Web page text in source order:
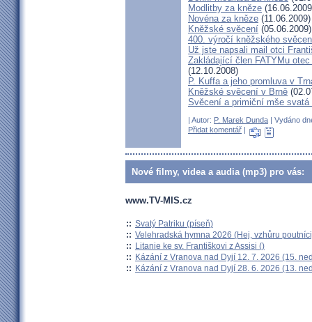
Modlitby za kněze
Novéna za kněze (11.06.2009)
Kněžské svěcení (05.06.2009)
400. výročí kněžského
Už jste napsali mail otci
Zakládající člen FATYMu
(12.10.2008)
P. Kuffa a jeho promluva v
Kněžské svěcení v Brně
Svěcení a primiční mše
| Autor: P. Marek Dunda | Vydáno
Přidat komentář |
Nové filmy, videa a audia (mp3) pro vás:
www.TV-MIS.cz
:: Svatý Patriku (píseň)
:: Velehradská hymna 2026 (Hej, vzhůru
:: Litanie ke sv. Františkovi z Assisi ()
:: Kázání z Vranova nad Dyjí 12. 7. 2026 (15.
:: Kázání z Vranova nad Dyjí 28. 6. 2026 (13.